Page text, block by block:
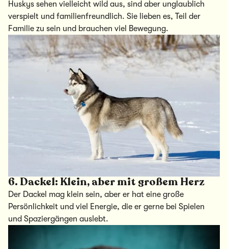
Huskys sehen vielleicht wild aus, sind aber unglaublich
verspielt und familienfreundlich. Sie lieben es, Teil der
Familie zu sein und brauchen viel Bewegung.
6. Dackel: Klein, aber mit großem Herz
Der Dackel mag klein sein, aber er hat eine große
Persönlichkeit und viel Energie, die er gerne bei Spielen
und Spaziergängen auslebt.